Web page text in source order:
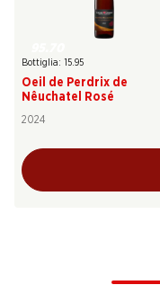
Bottiglia: 15.95
Oeil de Perdrix de
Nêuchatel Rosé
2024